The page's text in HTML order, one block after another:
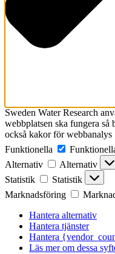
Sweden Water Research
webbplatsen ska fungera
också kakor för webbanalys
Funktionella
Alternativ
Alternativ
Statistik
Statistik
Marknadsföring
Hantera alternativ
Hantera tjänster
Hantera
Läs mer om dessa